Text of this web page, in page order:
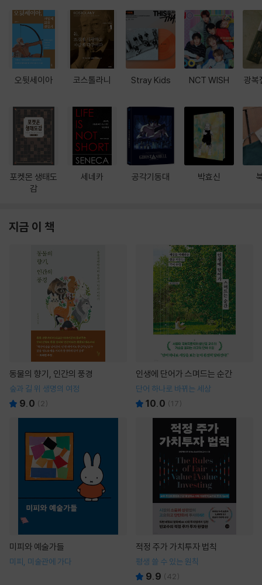
오뒷세이아
포켓몬 생태도
감
코스톨라니
세네카
Stray Kids
공각기동대
NCT WISH
박효신
광복
지금 이 책
동물의 향기, 인간의 풍경
숲과 길 위 생명의 여정
9.0 ( 2)
인생에 단어가 스며드는 순간
단어 하나로 바뀌는 세상
10.0 (17)
미피와 예술가들
미피, 미술관에 가다
적정 주가 가치투자 법칙
평생 쓸 수 있는 원칙
9.9 (42)